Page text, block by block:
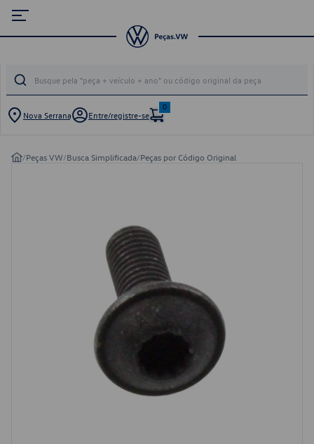
Nova Serrana Entre/registre-se
0
/Peças VW/Busca Simplificada/Peças por Código Original